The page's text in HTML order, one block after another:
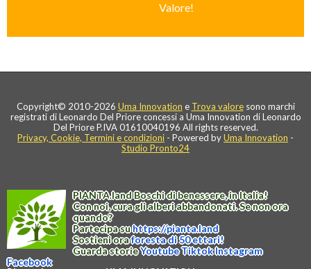
Valore!
Copyright© 2010-2026 Uma Innovation e Trova valoresono marchi
registrati di Leonardo Del Priore concessi a Uma Innovation di Leonardo
Del Priore P.IVA 01610040196 All rights reserved.
Privacy, Cookie, Termini e condizioni - Powered byUma Innovation -
Studio Pronto24
PIANTA.landBoschi di benessere, in Italia!
Con noi, cura gli alberi abbandonati. Se non ora
quando?
Partecipa suhttps://pianta.land
Sostieni oraforesta di 50 ettari!
Guarda storieYoutubeTiktokInstagram
Facebook